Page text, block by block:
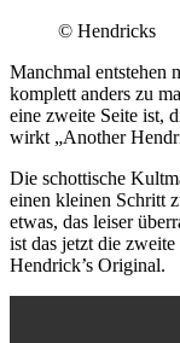
© Hendricks
Manchmal entstehen
komplett anders zu
eine zweite Seite ist,
wirkt „Another
Die schottische
einen kleinen Schritt
etwas, das leiser
ist das jetzt die
Hendrick’s Original.